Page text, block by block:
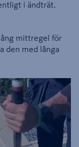
i ändträt.
mittregel för
den med långa